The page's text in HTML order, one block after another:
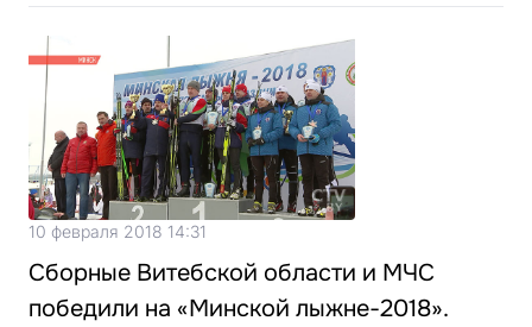
10 февраля 2018 14:31
Сборные Витебской области и МЧС
победили на «Минской лыжне-2018».